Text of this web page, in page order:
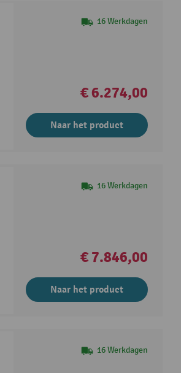
16 Werkdagen
€ 6.274,00
Naar het product
16 Werkdagen
€ 7.846,00
Naar het product
16 Werkdagen